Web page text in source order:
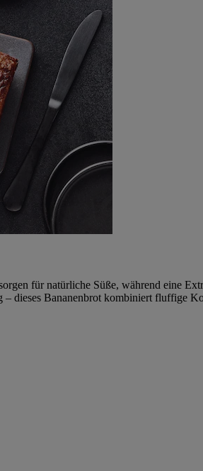
für natürliche Süße, während eine
dieses Bananenbrot kombiniert fluffige